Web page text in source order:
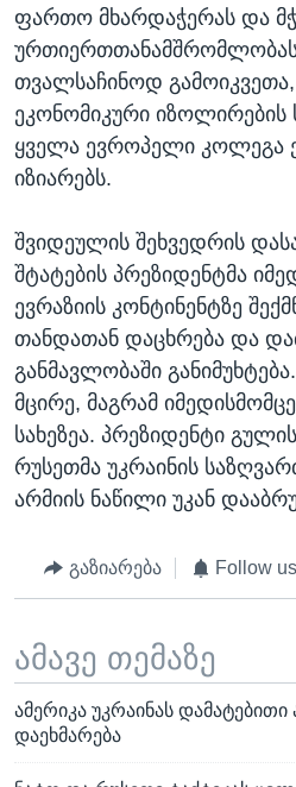
ფართო მხარდაჭერას და
ურთიერთთანამშრომლობას
თვალსაჩინოდ
ეკონომიკური იზოლირების
ყველა ევროპელი კოლეგა
იზიარებს.
შვიდეულის შეხვედრის
შტატების პრეზიდენტმა
ევრაზიის კონტინენტზე
თანდათან დაცხრება და
განმავლობაში
მცირე, მაგრამ
სახეზეა. პრეზიდენტი
რუსეთმა უკრაინის
არმიის ნაწილი უკან
გაზიარება Follow us
ამავე თემაზე
ამერიკა უკრაინას
დაეხმარება